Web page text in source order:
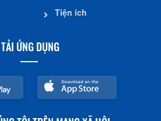
Tiện ích
TẢI ỨNG DỤNG